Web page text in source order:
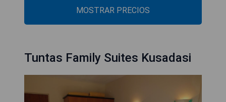
MOSTRAR PRECIOS
Tuntas Family Suites Kusadasi